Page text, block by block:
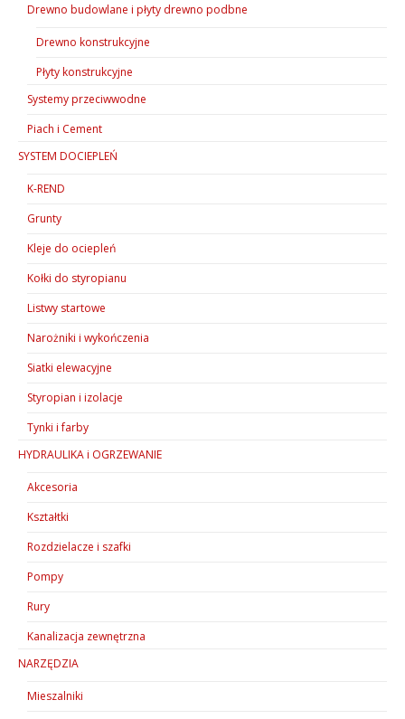
Drewno budowlane i płyty drewno podbne
Drewno konstrukcyjne
Płyty konstrukcyjne
Systemy przeciwwodne
Piach i Cement
SYSTEM DOCIEPLEŃ
K-REND
Grunty
Kleje do ociepleń
Kołki do styropianu
Listwy startowe
Narożniki i wykończenia
Siatki elewacyjne
Styropian i izolacje
Tynki i farby
HYDRAULIKA i OGRZEWANIE
Akcesoria
Kształtki
Rozdzielacze i szafki
Pompy
Rury
Kanalizacja zewnętrzna
NARZĘDZIA
Mieszalniki